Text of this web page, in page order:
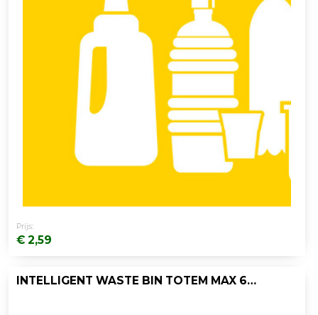
Prijs:
€ 2,59
INTELLIGENT WASTE BIN TOTEM MAX 60 LTR